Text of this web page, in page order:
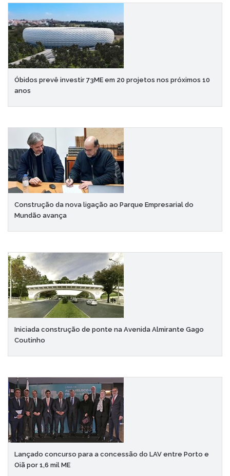
Óbidos prevê investir 73ME em 20 projetos nos próximos 10
anos
Construção da nova ligação ao Parque Empresarial do
Mundão avança
Iniciada construção de ponte na Avenida Almirante Gago
Coutinho
Lançado concurso para a concessão do LAV entre Porto e
Oiã por 1,6 mil ME